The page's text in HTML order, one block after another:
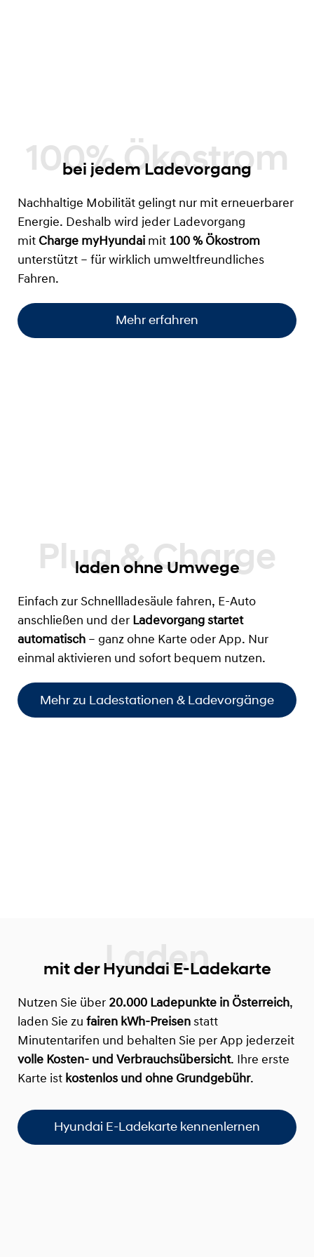
bei jedem Ladevorgang
Nachhaltige Mobilität gelingt nur mit erneuerbarer
Energie. Deshalb wird jeder Ladevorgang
mit Charge myHyundai mit 100 % Ökostrom
unterstützt – für wirklich umweltfreundliches
Fahren.
Mehr erfahren
laden ohne Umwege
Einfach zur Schnellladesäule fahren, E-Auto
anschließen und der Ladevorgang startet
automatisch – ganz ohne Karte oder App. Nur
einmal aktivieren und sofort bequem nutzen.
Mehr zu Ladestationen & Ladevorgänge
mit der Hyundai E-Ladekarte
Nutzen Sie über 20.000 Ladepunkte in Österreich,
laden Sie zu fairen kWh-Preisen statt
Minutentarifen und behalten Sie per App jederzeit
volle Kosten- und Verbrauchsübersicht. Ihre erste
Karte ist kostenlos und ohne Grundgebühr.
Hyundai E-Ladekarte kennenlernen